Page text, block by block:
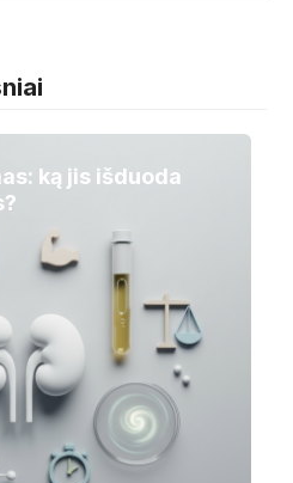
ką jis išduoda